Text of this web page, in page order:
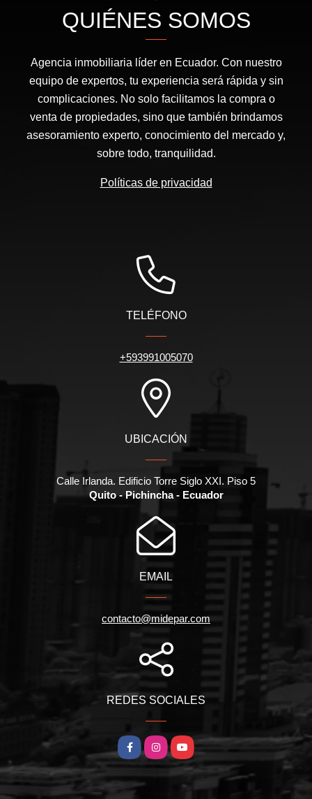
QUIÉNES SOMOS
Agencia inmobiliaria líder en Ecuador. Con nuestro
equipo de expertos, tu experiencia será rápida y sin
complicaciones. No solo facilitamos la compra o
venta de propiedades, sino que también brindamos
asesoramiento experto, conocimiento del mercado y,
sobre todo, tranquilidad.
Políticas de privacidad
TELÉFONO
+593991005070
UBICACIÓN
Calle Irlanda. Edificio Torre Siglo XXI. Piso 5
Quito - Pichincha - Ecuador
EMAIL
contacto@midepar.com
REDES SOCIALES
FacebookInstagramYouTube